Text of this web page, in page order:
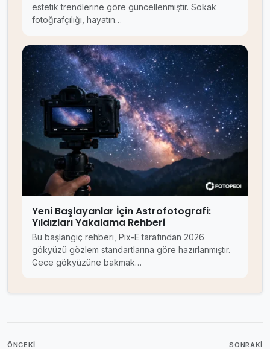
estetik trendlerine göre güncellenmiştir. Sokak
fotoğrafçılığı, hayatın…
Yeni Başlayanlar İçin Astrofotografi:
Yıldızları Yakalama Rehberi
Bu başlangıç rehberi, Pix-E tarafından 2026
gökyüzü gözlem standartlarına göre hazırlanmıştır.
Gece gökyüzüne bakmak…
ÖNCEKI SONRAKI